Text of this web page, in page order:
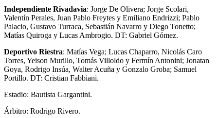
Independiente Rivadavia: Jorge De Olivera; Jorge Scolari,
Valentín Perales, Juan Pablo Freytes y Emiliano Endrizzi; Pablo
Palacio, Gustavo Turraca, Sebastián Navarro y Diego Tonetto;
Matías Quiroga y Lucas Ambrogio. DT: Gabriel Gómez.
Deportivo Riestra: Matías Vega; Lucas Chaparro, Nicolás Caro
Torres, Yeison Murillo, Tomás Villoldo y Fermín Antonini; Jonatan
Goya, Rodrigo Insúa, Walter Acuña y Gonzalo Groba; Samuel
Portillo. DT: Cristian Fabbiani.
Estadio: Bautista Gargantini.
Árbitro: Rodrigo Rivero.